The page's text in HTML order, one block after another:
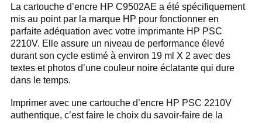
La cartouche d’encre HP C9502AE a été spécifiquement
mis au point par la marque HP pour fonctionner en
parfaite adéquation avec votre imprimante HP PSC
2210V. Elle assure un niveau de performance élevé
durant son cycle estimé à environ 19 ml X 2 avec des
textes et photos d’une couleur noire éclatante qui dure
dans le temps.
Imprimer avec une cartouche d’encre HP PSC 2210V
authentique, c’est faire le choix du savoir-faire de la